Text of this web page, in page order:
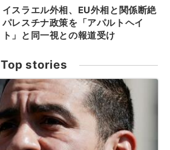
イスラエル外相、EU外相と関係断絶
パレスチナ政策を「アパルトヘイ
ト」と同一視との報道受け
Top stories